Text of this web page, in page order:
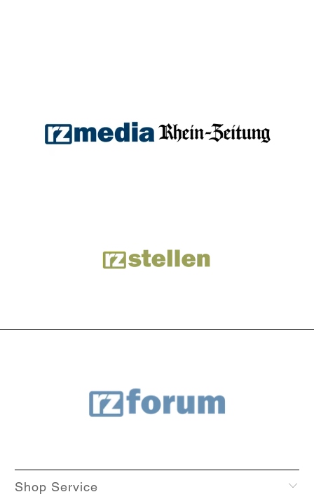
Shop Service